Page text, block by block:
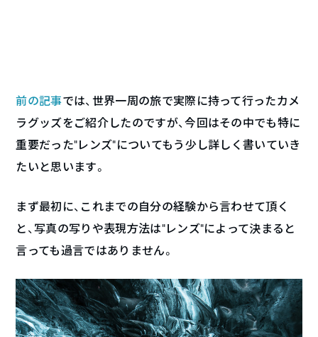
前の記事では、世界一周の旅で実際に持って行ったカメ
ラグッズをご紹介したのですが、今回はその中でも特に
重要だった”レンズ”についてもう少し詳しく書いていき
たいと思います。
まず最初に、これまでの自分の経験から言わせて頂く
と、写真の写りや表現方法は”レンズ”によって決まると
言っても過言ではありません。